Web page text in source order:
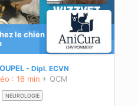
le chien
Dipl. ECVN
: 16 min + QCM
NEUROLOGIE